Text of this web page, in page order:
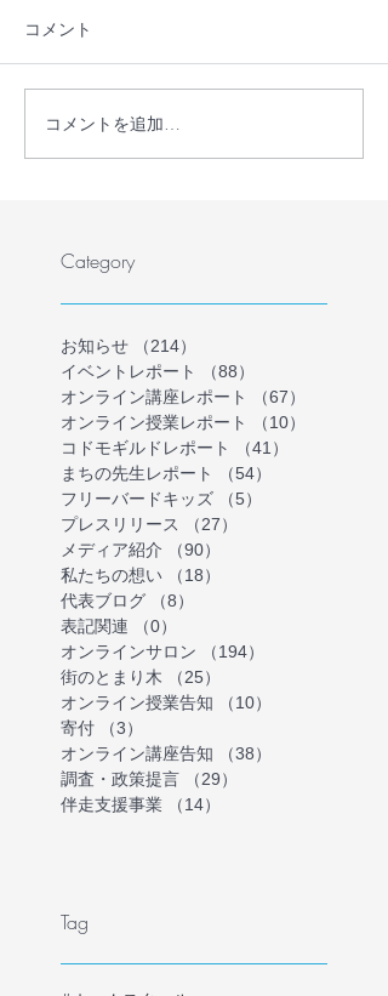
【メディア掲載】
STORY（ストーリィ）6
コメント
コメントを追加…
Category
お知らせ （214）
イベントレポート
（88）
オンライン講座レポート
（67）
オンライン授業レポート
（10）
コドモギルドレポート
（41）
まちの先生レポート
（54）
フリーバードキッズ
（5）
プレスリリース
（27）
メディア紹介
（90）
私たちの想い
（18）
代表ブログ
（8）
表記関連
（0）
オンラインサロン
（194）
街のとまり木
（25）
オンライン授業告知
（10）
寄付
（3）
オンライン講座告知
（38）
調査・政策提言
（29）
伴走支援事業
（14）
Tag